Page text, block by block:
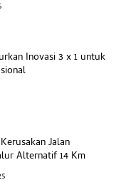
Inovasi 3 x 1 untuk
Jalan
Alternatif 14 Km